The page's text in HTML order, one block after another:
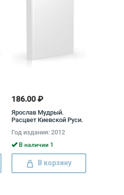
186.00 ₽
Ярослав Мудрый.
Расцвет Киевской Руси.
правления Александр
Савинов
Год издания: 2012
В наличии 1
В корзину